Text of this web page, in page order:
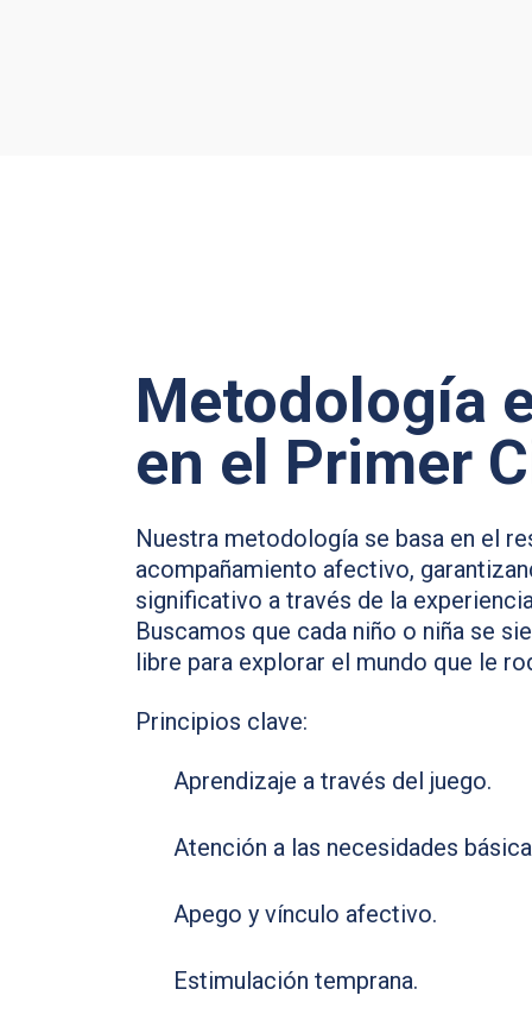
Metodología
en el Primer
Nuestra metodología se basa en el
acompañamiento afectivo,
significativo a través de la
Buscamos que cada niño o niña se
libre para explorar el mundo que le
Principios clave:
Aprendizaje a través del juego.
Atención a las necesidades
Apego y vínculo afectivo.
Estimulación temprana.